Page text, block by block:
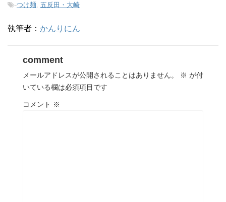
-つけ麺 五反田・大崎
執筆者： かんりにん
comment
メールアドレスが公開されることはありません。 ※ が付
いている欄は必須項目です
コメント ※